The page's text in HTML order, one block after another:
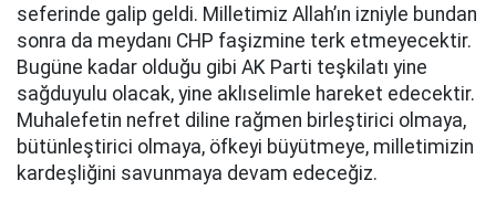
seferinde galip geldi. Milletimiz Allah’ın izniyle bundan
sonra da meydanı CHP faşizmine terk etmeyecektir.
Bugüne kadar olduğu gibi AK Parti teşkilatı yine
sağduyulu olacak, yine aklıselimle hareket edecektir.
Muhalefetin nefret diline rağmen birleştirici olmaya,
bütünleştirici olmaya, öfkeyi büyütmeye, milletimizin
kardeşliğini savunmaya devam edeceğiz.